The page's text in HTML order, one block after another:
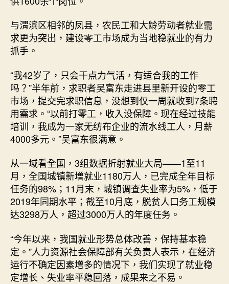
与渭滨区相邻的凤县，农民工和大龄劳动者就业需
求更为突出，建设零工市场成为当地稳就业的有力
抓手。
“我42岁了，只会干点力气活，有适合我的工作
吗？”半年前，求职者吴富东走进县里新开设的零工
市场，提交完求职信息，没想到仅一周就收到7条聘
用需求。“以前打零工，收入没保障。现在经过技能
培训，我成为一家无纺布企业的流水线工人，月薪
4000多元。”吴富东很满意。
从一域看全国，3组数据折射就业大局——1至11
月，全国城镇新增就业1180万人，已完成全年目标
任务的98%；11月末，城镇调查失业率为5%，低于
2019年同期水平；截至10月底，脱贫人口务工规模
达3298万人，超过3000万人的年度任务。
“今年以来，我国就业形势总体改善，保持基本稳
定。”人力资源社会保障部有关负责人表示，在经济
运行不确定因素增多的情况下，我们实现了就业稳
定增长、失业率平稳回落，成果来之不易。